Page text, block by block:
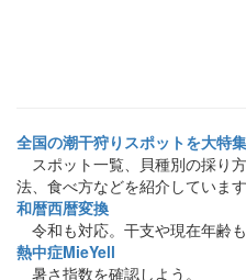
全国の潮干狩りスポットを大特集
スポット一覧、貝種別の採り
法、食べ方などを紹介しています
和暦西暦変換
令和も対応。干支や現在年齢も
熱中症MieYell
暑さ指数を確認しよう。